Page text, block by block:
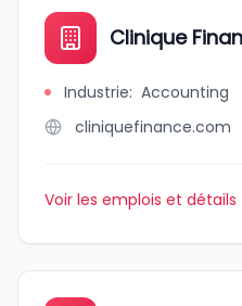
Clinique
Industrie: Accounting
cliniquefinance.com
Voir les emplois et détails